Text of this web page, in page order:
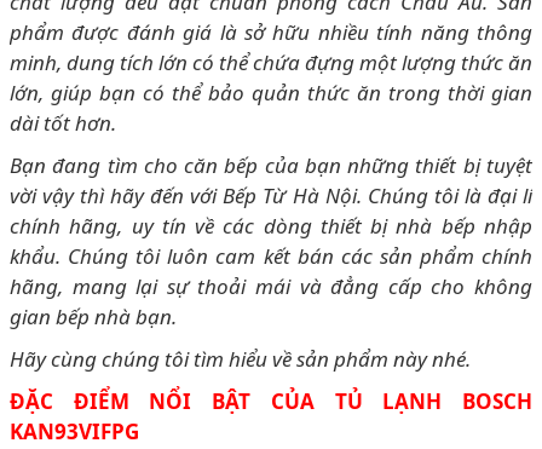
phẩm được đánh giá là sở hữu nhiều tính năng thông
minh, dung tích lớn có thể chứa đựng một lượng thức ăn
lớn, giúp bạn có thể bảo quản thức ăn trong thời gian
dài tốt hơn.
Bạn đang tìm cho căn bếp của bạn những thiết bị tuyệt
vời vậy thì hãy đến với Bếp Từ Hà Nội. Chúng tôi là đại lí
chính hãng, uy tín về các dòng thiết bị nhà bếp nhập
khẩu. Chúng tôi luôn cam kết bán các sản phẩm chính
hãng, mang lại sự thoải mái và đẳng cấp cho không
gian bếp nhà bạn.
Hãy cùng chúng tôi tìm hiểu về sản phẩm này nhé.
ĐẶC ĐIỂM NỔI BẬT CỦA TỦ LẠNH BOSCH
KAN93VIFPG